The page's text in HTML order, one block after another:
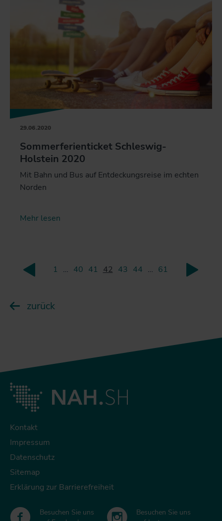
29.06.2020
Sommerferienticket Schleswig-
Holstein 2020
Mit Bahn und Bus auf Entdeckungsreise im echten
Norden
Mehr lesen
1 … 40 41 42 43 44 … 61
zurück
Kontakt
Impressum
Datenschutz
Sitemap
Erklärung zur Barrierefreiheit
Besuchen Sie uns
Besuchen Sie uns